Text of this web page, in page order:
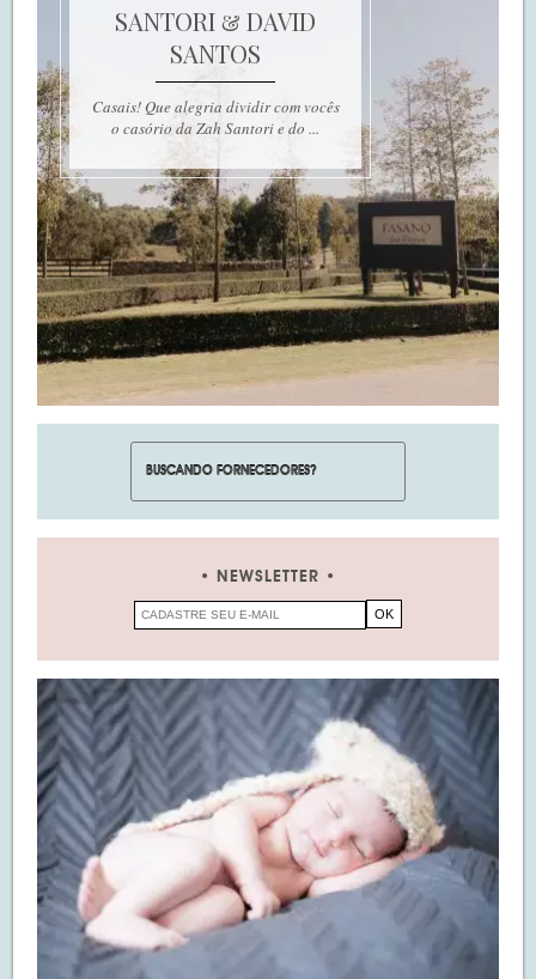
SANTORI & DAVID
SANTOS
Casais! Que alegria dividir com vocês
o casório da Zah Santori e do ...
NEWSLETTER